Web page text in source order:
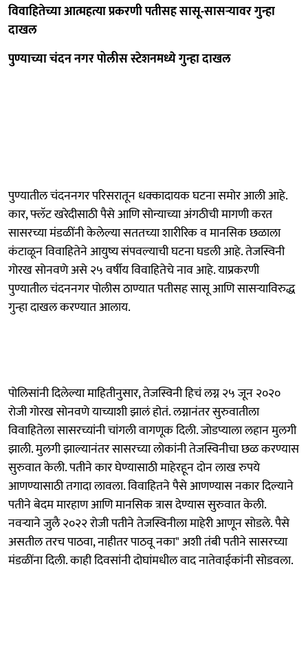
विवाहितेच्या आत्महत्या प्रकरणी पतीसह सासू-सासऱ्यावर गुन्हा
दाखल
पुण्याच्या चंदन नगर पोलीस स्टेशनमध्ये गुन्हा दाखल
पुण्यातील चंदननगर परिसरातून धक्कादायक घटना समोर आली आहे.
कार, फ्लॅट खरेदीसाठी पैसे आणि सोन्याच्या अंगठीची मागणी करत
सासरच्या मंडळींनी केलेल्या सततच्या शारीरिक व मानसिक छळाला
कंटाळून विवाहितेने आयुष्य संपवल्याची घटना घडली आहे. तेजस्विनी
गोरख सोनवणे असे २५ वर्षीय विवाहितेचे नाव आहे. याप्रकरणी
पुण्यातील चंदननगर पोलीस ठाण्यात पतीसह सासू आणि सासऱ्याविरुद्ध
गुन्हा दाखल करण्यात आलाय.
पोलिसांनी दिलेल्या माहितीनुसार, तेजस्विनी हिचं लग्न २५ जून २०२०
रोजी गोरख सोनवणे याच्याशी झालं होतं. लग्नानंतर सुरुवातीला
विवाहितेला सासरच्यांनी चांगली वागणूक दिली. जोडप्याला लहान मुलगी
झाली. मुलगी झाल्यानंतर सासरच्या लोकांनी तेजस्विनीचा छळ करण्यास
सुरुवात केली. पतीने कार घेण्यासाठी माहेरहून दोन लाख रुपये
आणण्यासाठी तगादा लावला. विवाहितने पैसे आणण्यास नकार दिल्याने
पतीने बेदम मारहाण आणि मानसिक त्रास देण्यास सुरुवात केली.
नवऱ्याने जुलै २०२२ रोजी पतीने तेजस्विनीला माहेरी आणून सोडले. पैसे
असतील तरच पाठवा, नाहीतर पाठवू नका" अशी तंबी पतीने सासरच्या
मंडळींना दिली. काही दिवसांनी दोघांमधील वाद नातेवाईकांनी सोडवला.